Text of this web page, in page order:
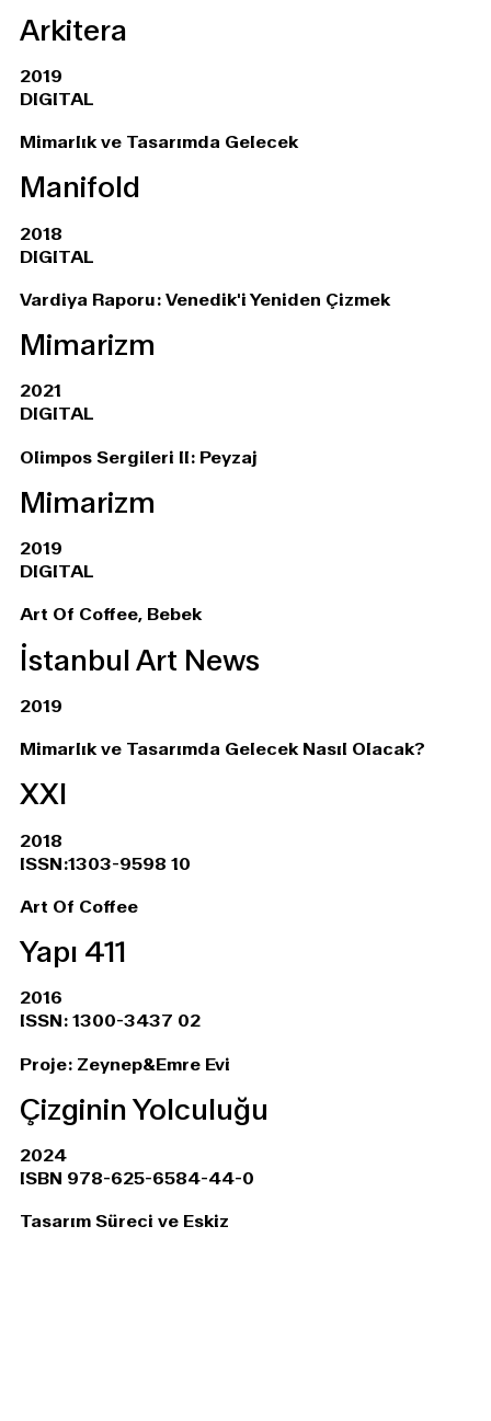
Arkitera
2019
DIGITAL
Mimarlık ve Tasarımda Gelecek
Manifold
2018
DIGITAL
Vardiya Raporu: Venedik'i Yeniden Çizmek
Mimarizm
2021
DIGITAL
Olimpos Sergileri II: Peyzaj
Mimarizm
2019
DIGITAL
Art Of Coffee, Bebek
İstanbul Art News
2019
Mimarlık ve Tasarımda Gelecek Nasıl Olacak?
XXI
2018
ISSN:1303-9598 10
Art Of Coffee
Yapı 411
2016
ISSN: 1300-3437 02
Proje: Zeynep&Emre Evi
Çizginin Yolculuğu
2024
ISBN 978-625-6584-44-0
Tasarım Süreci ve Eskiz